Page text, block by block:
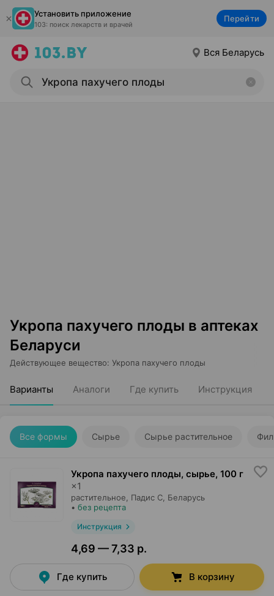
Установить приложение
103: поиск лекарств и врачей
Перейти
Вся Беларусь
Укропа пахучего плоды в аптеках
Беларуси
Действующее вещество: Укропа пахучего плоды
Варианты Аналоги Где купить Инструкция
Все формы Сырье Сырье растительное
Укропа пахучего плоды, сырье, 100 г
×1
растительное, Падис С , Беларусь
• без рецепта
Инструкция
4,69 — 7,33 р.
Где купить В корзину